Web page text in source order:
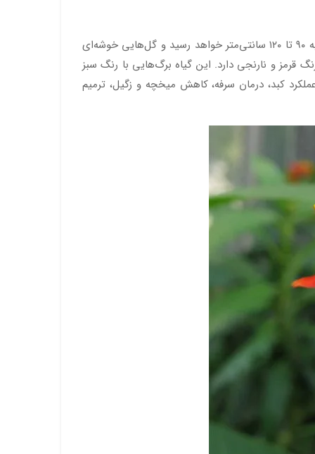
بوده و بومی هند، آفریقا و بخش‌های جنوبی ایران است. ارتفاع استبرق استوایی به ۹۰ تا ۱۲۰ سانتی‌متر خواهد رسید و گل‌هایی خوشه‌ای
و گل‌هایی با رنگ قرمز و نارنجی دارد. این گیاه برگ‌هایی با رنگ سبز
کبد، درمان سرفه، کاهش میخچه و زگیل، ترمیم